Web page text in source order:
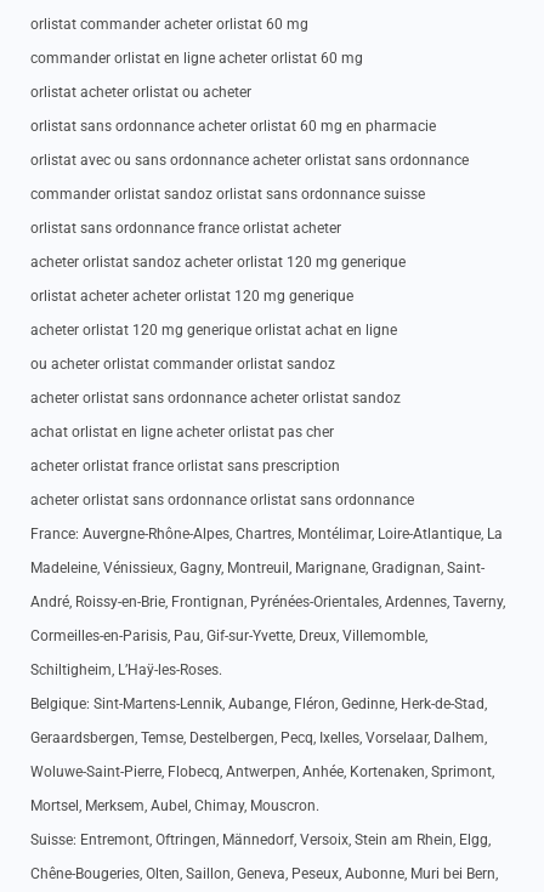
orlistat commander acheter orlistat 60 mg
commander orlistat en ligne acheter orlistat 60 mg
orlistat acheter orlistat ou acheter
orlistat sans ordonnance acheter orlistat 60 mg en pharmacie
orlistat avec ou sans ordonnance acheter orlistat sans ordonnance
commander orlistat sandoz orlistat sans ordonnance suisse
orlistat sans ordonnance france orlistat acheter
acheter orlistat sandoz acheter orlistat 120 mg generique
orlistat acheter acheter orlistat 120 mg generique
acheter orlistat 120 mg generique orlistat achat en ligne
ou acheter orlistat commander orlistat sandoz
acheter orlistat sans ordonnance acheter orlistat sandoz
achat orlistat en ligne acheter orlistat pas cher
acheter orlistat france orlistat sans prescription
acheter orlistat sans ordonnance orlistat sans ordonnance
France: Auvergne-Rhône-Alpes, Chartres, Montélimar, Loire-Atlantique, La
Madeleine, Vénissieux, Gagny, Montreuil, Marignane, Gradignan, Saint-
André, Roissy-en-Brie, Frontignan, Pyrénées-Orientales, Ardennes, Taverny,
Cormeilles-en-Parisis, Pau, Gif-sur-Yvette, Dreux, Villemomble,
Schiltigheim, L’Haÿ-les-Roses.
Belgique: Sint-Martens-Lennik, Aubange, Fléron, Gedinne, Herk-de-Stad,
Geraardsbergen, Temse, Destelbergen, Pecq, Ixelles, Vorselaar, Dalhem,
Woluwe-Saint-Pierre, Flobecq, Antwerpen, Anhée, Kortenaken, Sprimont,
Mortsel, Merksem, Aubel, Chimay, Mouscron.
Suisse: Entremont, Oftringen, Männedorf, Versoix, Stein am Rhein, Elgg,
Chêne-Bougeries, Olten, Saillon, Geneva, Peseux, Aubonne, Muri bei Bern,